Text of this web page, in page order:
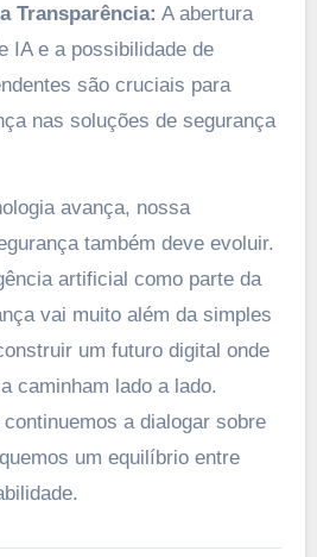
Transparência: A abertura
IA e a possibilidade de
são cruciais para
nas soluções de segurança
avança, nossa
também deve evoluir.
artificial como parte da
vai muito além da simples
um futuro digital onde
caminham lado a lado.
a dialogar sobre
um equilíbrio entre